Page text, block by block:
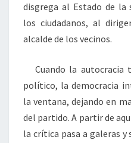
disgrega al Estado de la
los ciudadanos, al
alcalde de los vecinos.
Cuando la autocracia
político, la democracia
la ventana, dejando en
del partido. A partir de
la crítica pasa a galeras